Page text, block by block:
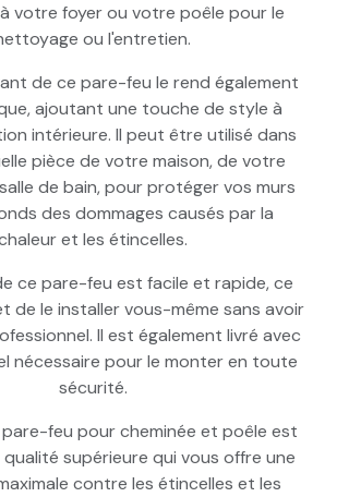
votre foyer ou votre poêle pour le
ou l'entretien.
de ce pare-feu le rend également
ajoutant une touche de style à
intérieure. Il peut être utilisé dans
pièce de votre maison, de votre
de bain, pour protéger vos murs
des dommages causés par la
et les étincelles.
ce pare-feu est facile et rapide, ce
de le installer vous-même sans avoir
Il est également livré avec
nécessaire pour le monter en toute
sécurité.
pare-feu pour cheminée et poêle est
supérieure qui vous offre une
contre les étincelles et les